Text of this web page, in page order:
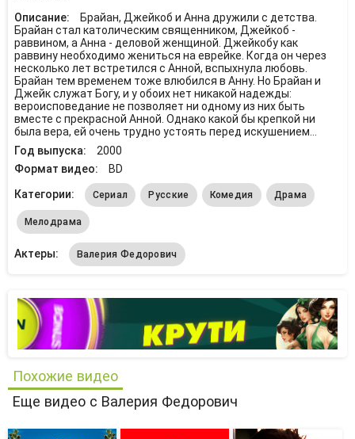
Описание:
Брайан, Джейкоб и Анна дружили с детства.
Брайан стал католическим священником, Джейкоб -
раввином, а Анна - деловой женщиной. Джейкобу как
раввину необходимо жениться на еврейке. Когда он через
несколько лет встретился с Анной, вспыхнула любовь.
Брайан тем временем тоже влюбился в Анну. Но Брайан и
Джейк служат Богу, и у обоих нет никакой надежды:
вероисповедание не позволяет ни одному из них быть
вместе с прекрасной Анной. Однако какой бы крепкой ни
была вера, ей очень трудно устоять перед искушением...
Год выпуска:
2000
Формат видео:
BD
Категории:
Сериал Русские Комедия Драма
Мелодрама
Актеры: Валерия Федорович
Похожие видео
Еще видео с Валерия Федорович